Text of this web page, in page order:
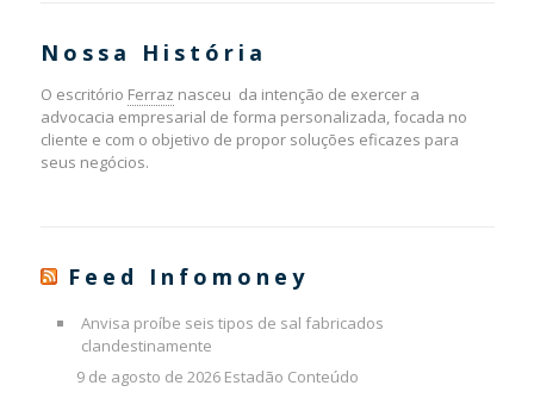
Nossa História
O escritório Ferraz nasceu da intenção de exercer a
advocacia empresarial de forma personalizada, focada no
cliente e com o objetivo de propor soluções eficazes para
seus negócios.
Feed Infomoney
Anvisa proíbe seis tipos de sal fabricados
clandestinamente
9 de agosto de 2026 Estadão Conteúdo